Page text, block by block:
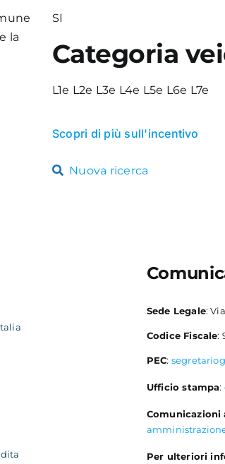
la
SI
Categoria
L1e L2e L3e L4e L5e L6e L7e
Scopri di più sull'incentivo
Nuova ricerca
Sede Legale:
Codice Fiscale:
PEC:
Ufficio stampa:
Per ulteriori